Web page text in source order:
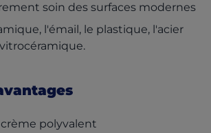
soin des surfaces modernes
l'émail, le plastique, l'acier
polyvalent